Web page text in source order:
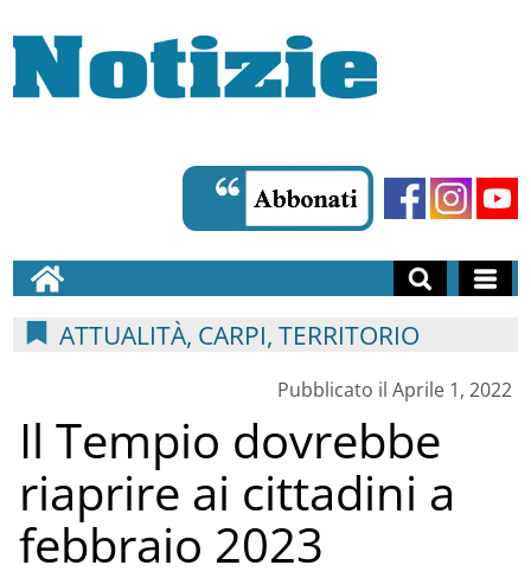
ATTUALITÀ, CARPI, TERRITORIO
Pubblicato il Aprile 1, 2022
Il Tempio dovrebbe
riaprire ai cittadini a
febbraio 2023